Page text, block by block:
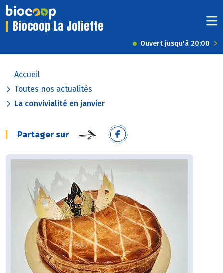
Biocoop La Joliette
Ouvert jusqu'à 20:00
Accueil
Toutes nos actualités
La convivialité en janvier
Partager sur